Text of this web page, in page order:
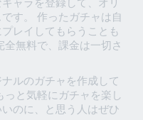
ャラを登録して、オリ
す。 作ったガチャは自
レイしてもらうことも
無料で、課金は一切さ
ルのガチャを作成して
と気軽にガチャを楽し
のに、と思う人はぜひ